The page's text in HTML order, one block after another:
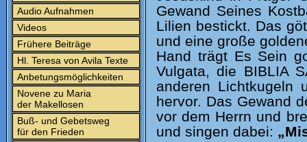
Audio Aufnahmen
Videos
Frühere Beiträge
Hl. Teresa von Avila Texte
Anbetungsmöglichkeiten
Novene zu Maria
der Makellosen
Buß- und Gebetsweg
für den Frieden
Gewand Seines
Lilien bestickt. Das
und eine große
Hand trägt Es Sein
Vulgata, die BIBLIA
anderen Lichtkugeln
hervor. Das Gewand
vor dem Herrn und
und singen dabei: